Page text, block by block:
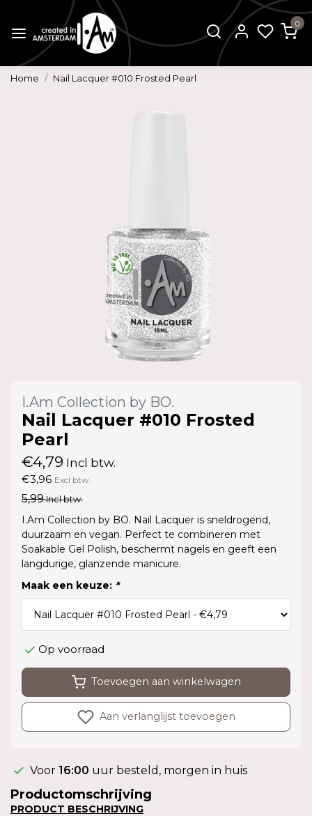
0
Home Nail Lacquer #010 Frosted Pearl
I.Am Collection by BO.
Nail Lacquer #010 Frosted
Pearl
€4,79 Incl btw.
€3,96 Excl btw.
5,99Incl btw.
I.Am Collection by BO. Nail Lacquer is sneldrogend,
duurzaam en vegan. Perfect te combineren met
Soakable Gel Polish, beschermt nagels en geeft een
langdurige, glanzende manicure.
Maak een keuze: *
Op voorraad
Toevoegen aan winkelwagen
Aan verlanglijst toevoegen
Voor 16:00 uur besteld, morgen in huis
Productomschrijving
PRODUCT BESCHRIJVING